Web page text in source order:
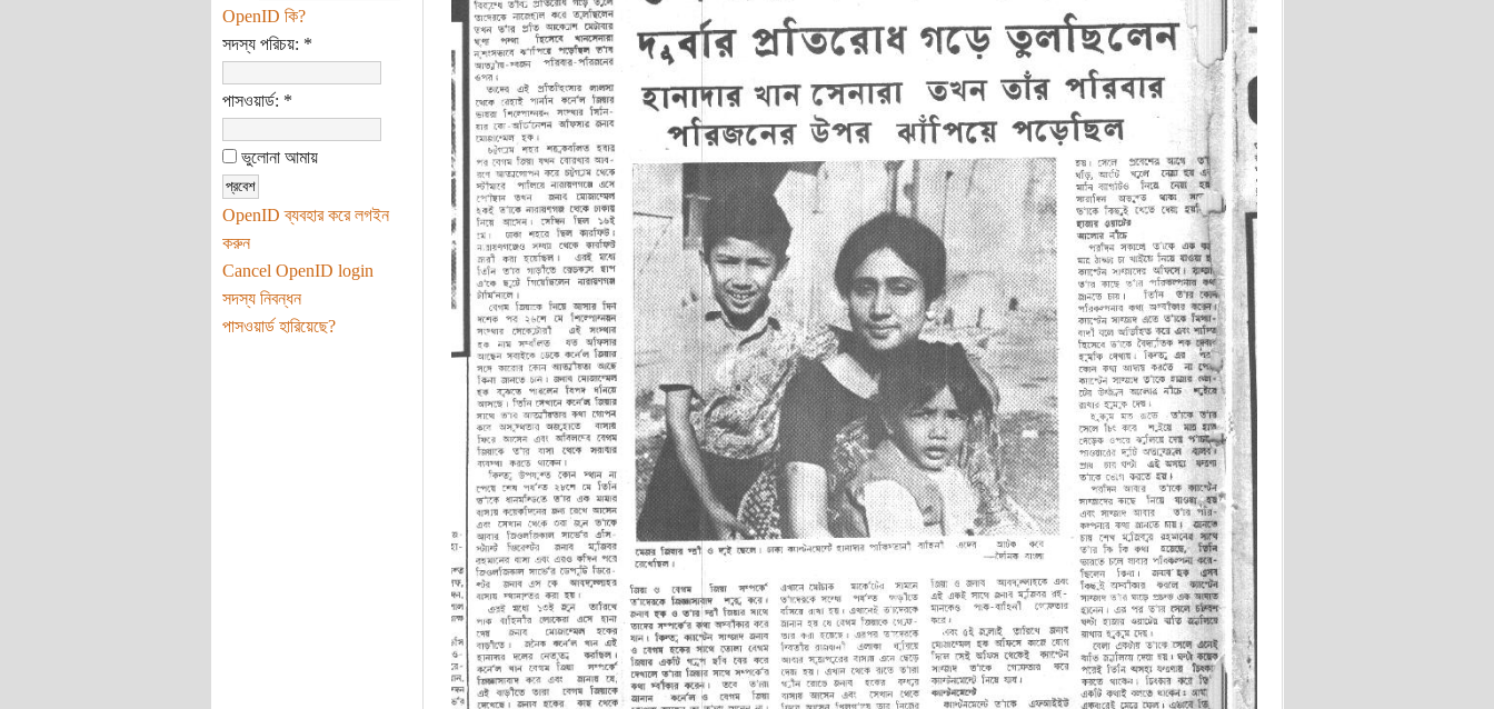
OpenID কি?
সদস্য পরিচয়: *
পাসওয়ার্ড: *
ভুলোনা আমায়
OpenID ব্যবহার করে লগইন
করুন
Cancel OpenID login
সদস্য নিবন্ধন
পাসওয়ার্ড হারিয়েছে?